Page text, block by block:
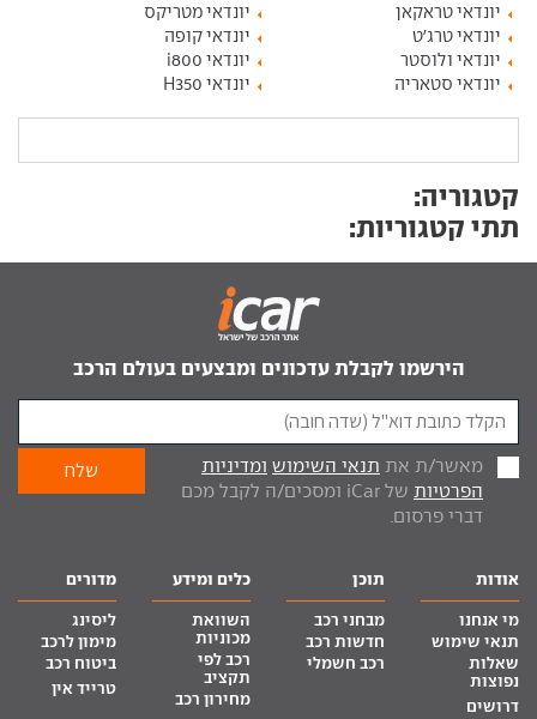
יונדאי טראקאן
יונדאי מטריקס
יונדאי טרג'ט
יונדאי קופה
יונדאי ולוסטר
יונדאי i800
יונדאי סטאריה
יונדאי H350
קטגוריה:
תתי קטגוריות:
הירשמו לקבלת עדכונים ומבצעים בעולם הרכב
מאשר/ת את תנאי השימוש ומדיניות
הפרטיות
של iCar ומסכים/ה לקבל מכם
דברי פרסום.
אודות
מי אנחנו
תנאי שימוש
שאלות
נפוצות
דרושים
תוכן
מבחני רכב
חדשות רכב
רכב חשמלי
כלים ומידע
השוואת
מכוניות
רכב לפי
תקציב
מחירון רכב
מדורים
ליסינג
מימון לרכב
ביטוח רכב
טרייד אין